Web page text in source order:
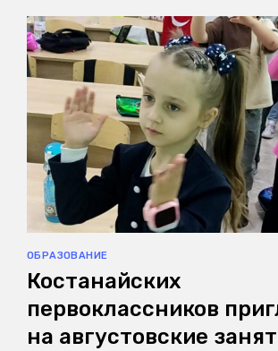
ОБРАЗОВАНИЕ
Костанайских
первоклассников
на августовские